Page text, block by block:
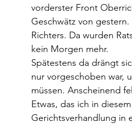
vorderster Front
Geschwätz von
Richters. Da wurden
kein Morgen mehr.
Spätestens da drängt
nur vorgeschoben war,
müssen. Anscheinend
Etwas, das ich in
Gerichtsverhandlung in